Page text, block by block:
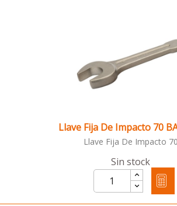
Llave Fija De Impacto 70
Llave Fija De Impacto 70
Sin stock